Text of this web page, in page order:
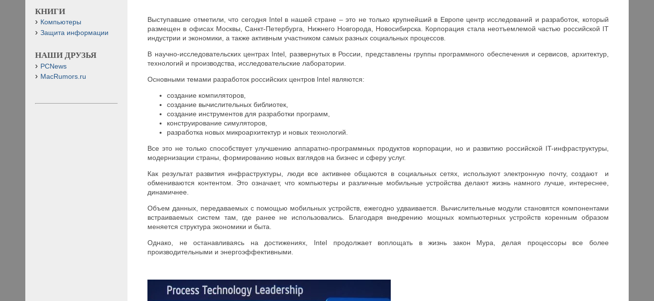
Выступавшие отметили, что сегодня Intel в нашей стране – это не только крупнейший в Европе центр исследований и разработок, который
размещен в офисах Москвы, Санкт-Петербурга, Нижнего Новгорода, Новосибирска. Корпорация стала неотъемлемой частью российской IT
индустрии и экономики, а также активным участником самых разных социальных процессов.
В научно-исследовательских центрах Intel, развернутых в России, представлены группы программного обеспечения и сервисов, архитектур,
технологий и производства, исследовательские лаборатории.
Основными темами разработок российских центров Intel являются:
создание компиляторов,
создание вычислительных библиотек,
создание инструментов для разработки программ,
конструирование симуляторов,
разработка новых микроархитектур и новых технологий.
Все это не только способствует улучшению аппаратно-программных продуктов корпорации, но и развитию российской IT-инфраструктуры,
модернизации страны, формированию новых взглядов на бизнес и сферу услуг.
Как результат развития инфраструктуры, люди все активнее общаются в социальных сетях, используют электронную почту, создают и
обмениваются контентом. Это означает, что компьютеры и различные мобильные устройства делают жизнь намного лучше, интереснее,
динамичнее.
Объем данных, передаваемых с помощью мобильных устройств, ежегодно удваивается. Вычислительные модули становятся компонентами
встраиваемых систем там, где ранее не использовались. Благодаря внедрению мощных компьютерных устройств коренным образом
меняется структура экономики и быта.
Однако, не останавливаясь на достижениях, Intel продолжает воплощать в жизнь закон Мура, делая процессоры все более
производительными и энергоэффективными.
КНИГИ
Компьютеры
Защита информации
НАШИ ДРУЗЬЯ
PCNews
MacRumors.ru